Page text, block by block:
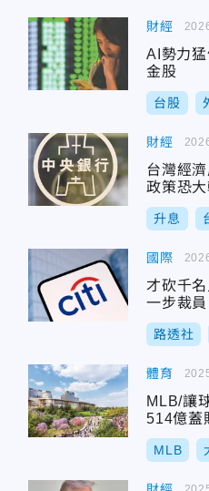
財經
AI勢力
金股
台股
財經
台灣經
政策恐
升息
國際
才砍千
一步裁員
路透社
體育
MLB/讓
514億蓋
MLB